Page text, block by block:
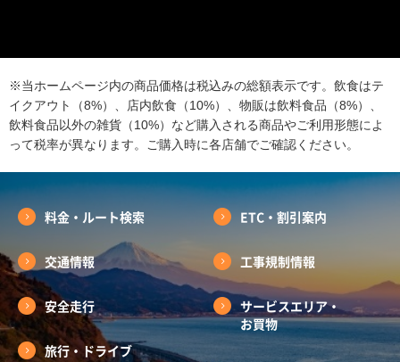
※当ホームページ内の商品価格は税込みの総額表示です。飲食はテ
イクアウト（8%）、店内飲食（10%）、物販は飲料食品（8%）、
飲料食品以外の雑貨（10%）など購入される商品やご利用形態によ
って税率が異なります。ご購入時に各店舗でご確認ください。
料金・ルート検索 ETC・割引案内
交通情報 工事規制情報
安全走行
サービスエリア・
お買物
旅行・ドライブ